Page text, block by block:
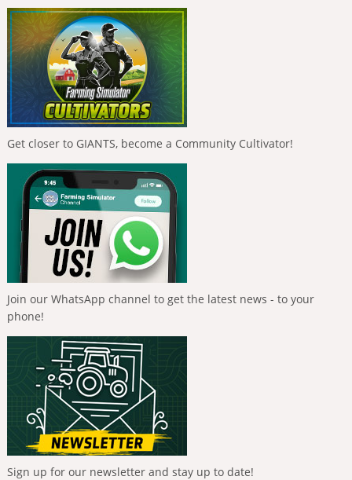
Get closer to GIANTS, become a Community Cultivator!
Join our WhatsApp channel to get the latest news - to your
phone!
Sign up for our newsletter and stay up to date!